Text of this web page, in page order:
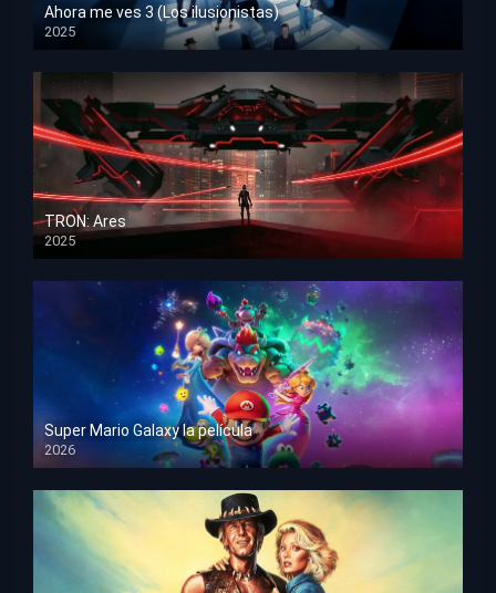
Ahora me ves 3 (Los ilusionistas)
2025
HD 1080p
TRON: Ares
2025
HD 1080p
Super Mario Galaxy la película
2026
HD 1080p